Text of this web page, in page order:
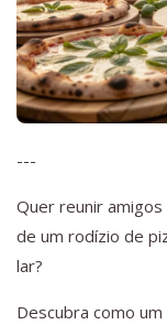
---
Quer reunir amigos
de um rodízio de
lar?
Descubra como